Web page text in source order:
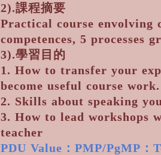
2).課程摘要
Practical course envolving
competences, 5 processes
3).學習目的
1. How to transfer your
become useful course work.
2. Skills about speaking
3. How to lead workshops
teacher
PDU Value：PMP/PgMP：